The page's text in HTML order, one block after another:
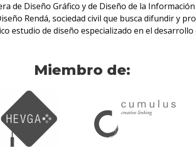
de Diseño Gráfico y de Diseño de la
Rendá, sociedad civil que busca difundir y
estudio de diseño especializado en el desarrollo
Miembro de: